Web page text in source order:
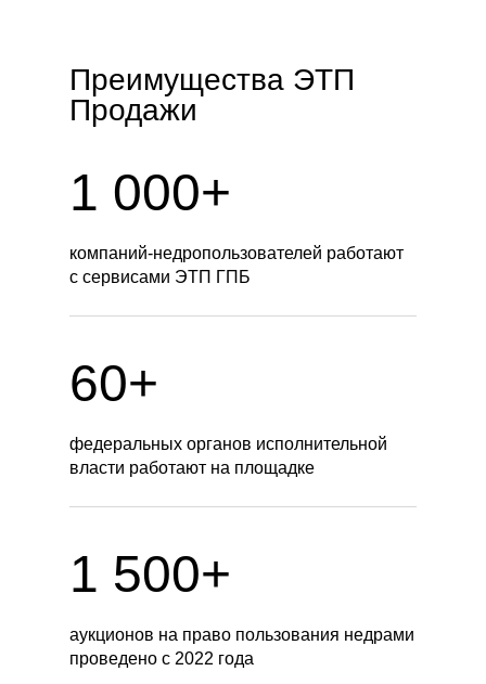
Преимущества ЭТП
Продажи
1 000+
компаний-недропользователей работают
с сервисами ЭТП ГПБ
60+
федеральных органов исполнительной
власти работают на площадке
1 500+
аукционов на право пользования недрами
проведено с 2022 года